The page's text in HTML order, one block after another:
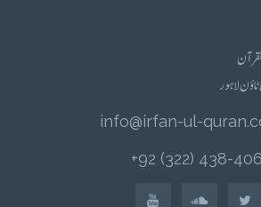
info@irfan-ul-
4066-438